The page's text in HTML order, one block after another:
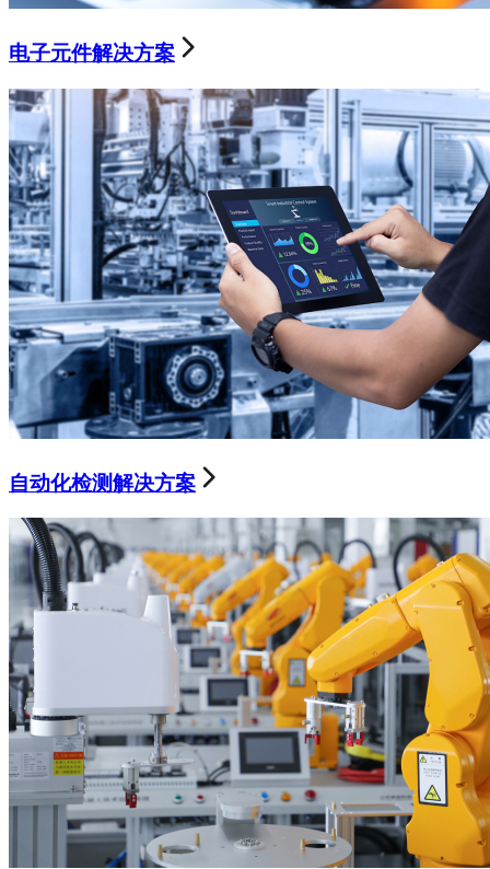
电子元件解决方案
自动化检测解决方案